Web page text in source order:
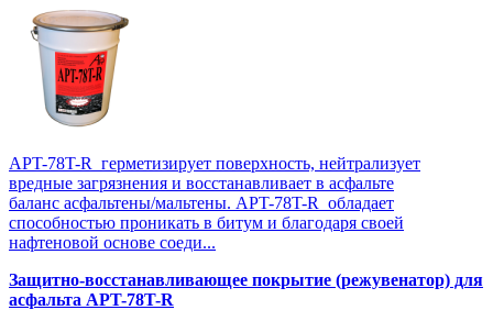
APT-78T-R герметизирует поверхность, нейтрализует
вредные загрязнения и восстанавливает в асфальте
баланс асфальтены/мальтены. APT-78T-R обладает
способностью проникать в битум и благодаря своей
нафтеновой основе соеди...
Защитно-восстанавливающее покрытие (режувенатор) для
асфальта APT-78T-R